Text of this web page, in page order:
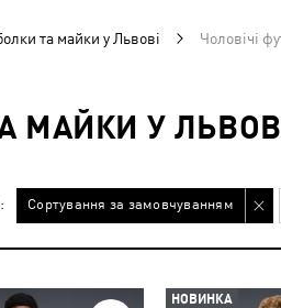
та майки у Львові Чоловічі
МАЙКИ У
Сортування за замовчуванням
НОВИНКА